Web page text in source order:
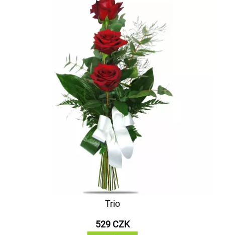
Trio
529 CZK